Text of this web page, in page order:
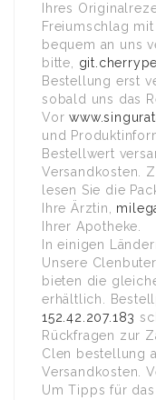
Ihres
Freiumschlag
bequem an uns
bitte,
Bestellung erst
sobald uns das
Vor
und
Bestell­wert
Versandkosten.
lesen Sie die
Ihre Ärztin,
Ihrer Apotheke.
In einigen
Unsere
bieten die
erhältlich.
152.42.207.183
Rückfragen zur
Clen bestellung
Versandkosten.
Um Tipps für